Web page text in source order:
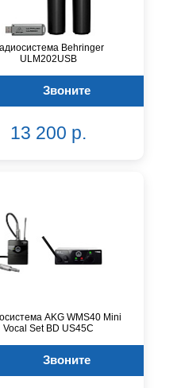
Behringer
ULM202USB
Звоните
13 200 р.
AKG WMS40 Mini
Vocal Set BD US45C
Звоните